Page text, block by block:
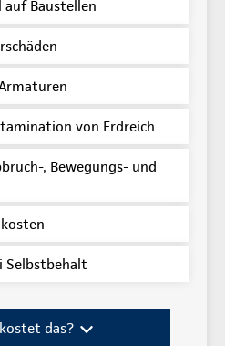
auf Baustellen
von Erdreich
, Bewegungs- und
Selbstbehalt
das?